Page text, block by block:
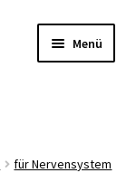
Menü
für Nervensystem